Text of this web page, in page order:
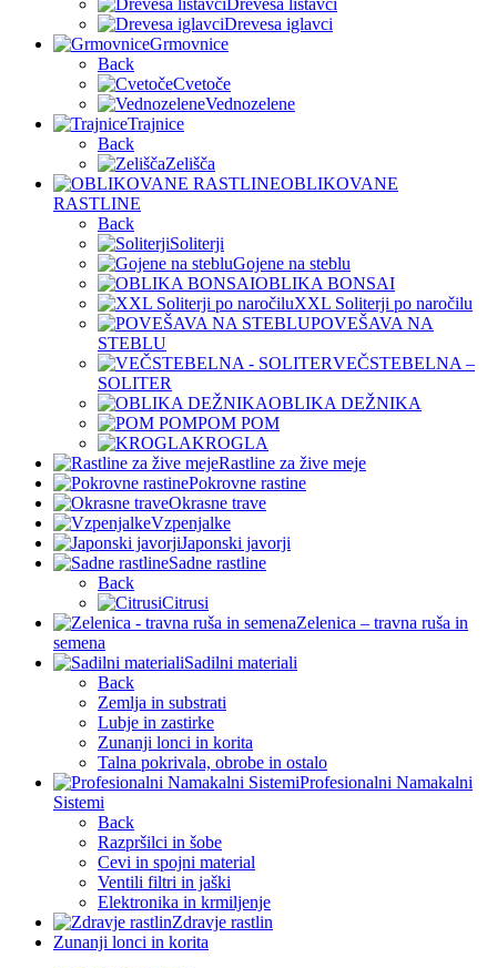
Drevesa iglavci
Grmovnice
Back
Cvetoče
Vednozelene
Trajnice
Back
Zelišča
OBLIKOVANE
RASTLINE
Back
Soliterji
Gojene na steblu
OBLIKA BONSAI
XXL Soliterji po naročilu
POVEŠAVA NA
STEBLU
VEČSTEBELNA –
SOLITER
OBLIKA DEŽNIKA
POM POM
KROGLA
Rastline za žive meje
Pokrovne rastine
Okrasne trave
Vzpenjalke
Japonski javorji
Sadne rastline
Back
Citrusi
Zelenica – travna ruša in
semena
Sadilni materiali
Back
Zemlja in substrati
Lubje in zastirke
Zunanji lonci in korita
Talna pokrivala, obrobe in ostalo
Profesionalni Namakalni
Sistemi
Back
Razpršilci in šobe
Cevi in spojni material
Ventili filtri in jaški
Elektronika in krmiljenje
Zdravje rastlin
Zunanji lonci in korita